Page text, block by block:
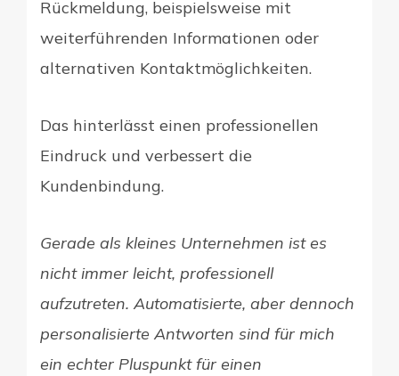
Rückmeldung, beispielsweise mit
weiterführenden Informationen oder
alternativen Kontaktmöglichkeiten.
Das hinterlässt einen professionellen
Eindruck und verbessert die
Kundenbindung.
Gerade als kleines Unternehmen ist es
nicht immer leicht, professionell
aufzutreten. Automatisierte, aber dennoch
personalisierte Antworten sind für mich
ein echter Pluspunkt für einen